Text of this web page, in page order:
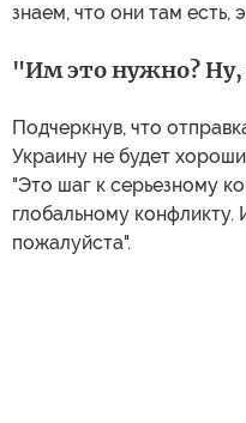
знаем, что они там есть,
"Им это нужно?
Подчеркнув, что
Украину не будет
"Это шаг к серьезному
глобальному
пожалуйста".